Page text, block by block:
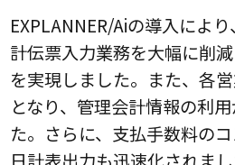
EXPLANNER/Aiの導入によ
計伝票入力業務を大幅に削
を実現しました。また、各
となり、管理会計情報の利
た。さらに、支払手数料のコ